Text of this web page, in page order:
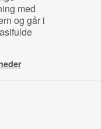
med
og går i